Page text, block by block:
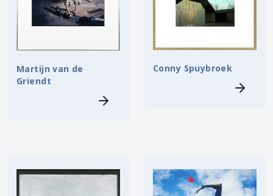
Martijn van de
Griendt
Conny Spuybroek